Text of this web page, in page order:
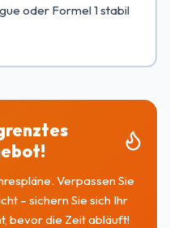
oder Formel 1 stabil
Verpassen Sie
– sichern Sie sich Ihr
bevor die Zeit abläuft!